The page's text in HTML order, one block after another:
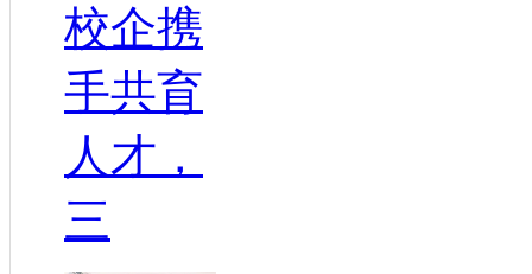
校企携
手共育
人才，
三